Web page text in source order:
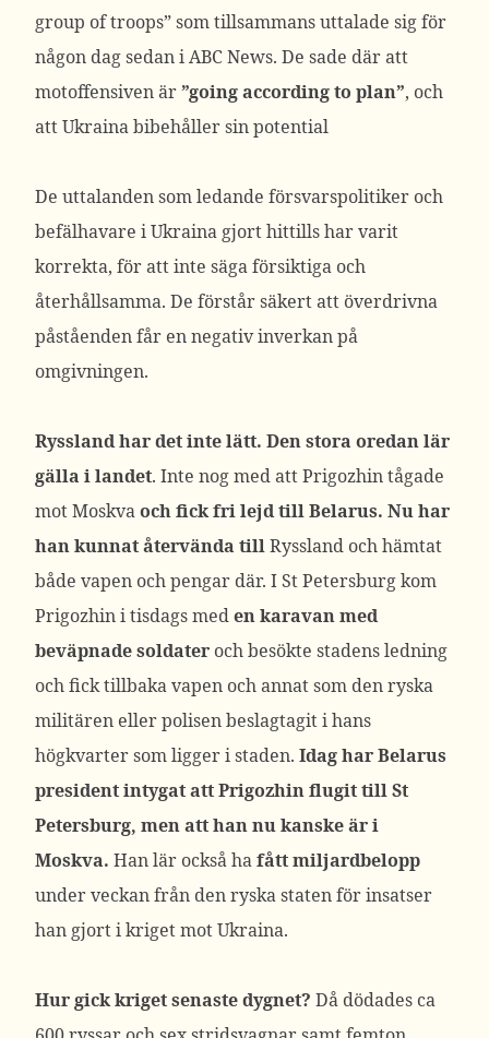
group of troops” som tillsammans uttalade sig för
någon dag sedan i ABC News. De sade där att
motoffensiven är”going according to plan”, och
att Ukraina bibehåller sin potential
De uttalanden som ledande försvarspolitiker och
befälhavare i Ukraina gjort hittills har varit
korrekta, för att inte säga försiktiga och
återhållsamma. De förstår säkert att överdrivna
påståenden får en negativ inverkan på
omgivningen.
Ryssland har det inte lätt. Den stora oredan lär
gälla i landet. Inte nog med att Prigozhin tågade
mot Moskvaoch fick fri lejd till Belarus. Nu har
han kunnat återvända tillRyssland och hämtat
både vapen och pengar där. I St Petersburg kom
Prigozhin i tisdags meden karavan med
beväpnade soldater och besökte stadens ledning
och fick tillbaka vapen och annat som den ryska
militären eller polisen beslagtagit i hans
högkvarter som ligger i staden. Idag har Belarus
president intygat att Prigozhin flugit till St
Petersburg, men att han nu kanske är i
Moskva. Han lär också hafått miljardbelopp
under veckan från den ryska staten för insatser
han gjort i kriget mot Ukraina.
Hur gick kriget senaste dygnet? Då dödades ca